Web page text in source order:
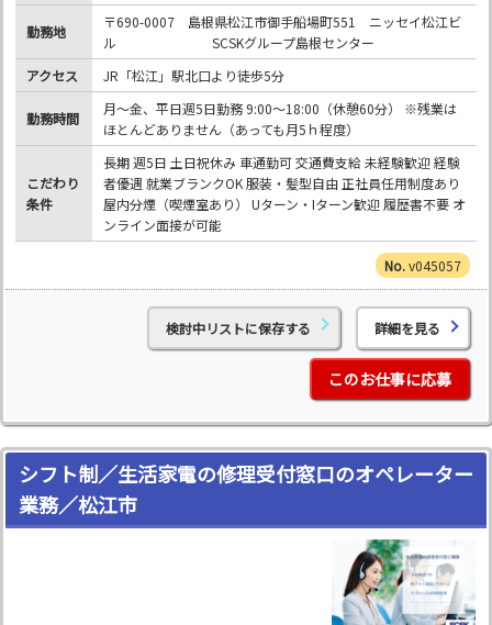
勤務地
〒690-0007 島根県松江市御手船場町551 ニッセイ松江ビ
ル SCSKグループ島根センター
アクセス
JR「松江」駅北口より徒歩5分
勤務時間
月～金、平日週5日勤務 9:00～18:00（休憩60分） ※残業は
ほとんどありません（あっても月5ｈ程度）
こだわり
条件
長期 週5日 土日祝休み 車通勤可 交通費支給 未経験歓迎 経験
者優遇 就業ブランクOK 服装・髪型自由 正社員任用制度あり
屋内分煙（喫煙室あり） Uターン・Iターン歓迎 履歴書不要 オ
ンライン面接が可能
v045057
検討中リストに保存する 詳細を見る
このお仕事に応募
シフト制／生活家電の修理受付窓口のオペレーター
業務／松江市